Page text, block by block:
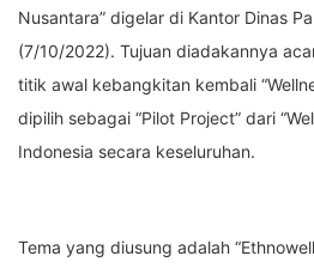
Nusantara” digelar di Kantor Dinas
(7/10/2022). Tujuan diadakannya
titik awal kebangkitan kembali
dipilih sebagai “Pilot Project” dari
Indonesia secara keseluruhan.
Tema yang diusung adalah